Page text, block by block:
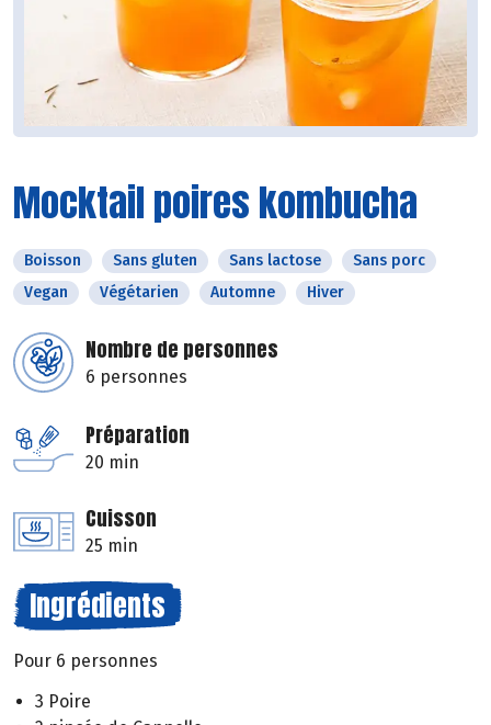
Mocktail poires kombucha
Boisson Sans gluten Sans lactose
Sans porc
Vegan
Végétarien Automne Hiver
Nombre de personnes
6 personnes
Préparation
20 min
Cuisson
25 min
Ingrédients
Pour 6 personnes
3 Poire